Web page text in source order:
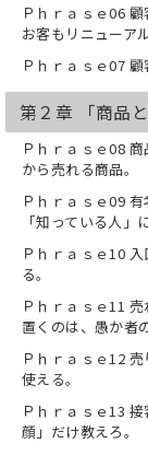
Ｐｈｒａｓｅ06
お客もリニューア
Ｐｈｒａｓｅ07
第２章 「商品
Ｐｈｒａｓｅ08
から売れる商品。
Ｐｈｒａｓｅ09
「知っている人」
Ｐｈｒａｓｅ10
る。
Ｐｈｒａｓｅ11
置くのは、愚か者
Ｐｈｒａｓｅ12
使える。
Ｐｈｒａｓｅ13
顔」だけ教えろ。